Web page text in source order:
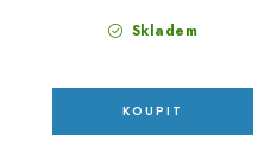
Skladem